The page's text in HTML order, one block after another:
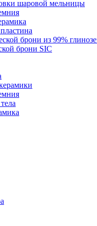
шаровой мельницы
брони из 99%
брони SIC